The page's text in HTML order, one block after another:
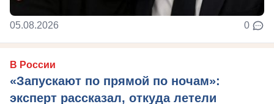
05.08.2026 0
В России
«Запускают по прямой по ночам»:
эксперт рассказал, откуда летели